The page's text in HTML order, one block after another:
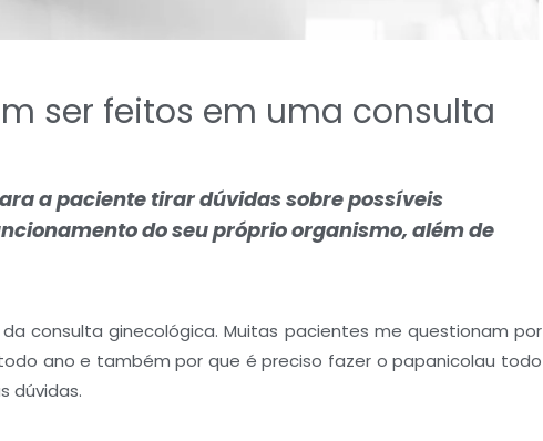
ser feitos em uma consulta
a paciente tirar dúvidas sobre possíveis
do seu próprio organismo, além de
consulta ginecológica. Muitas pacientes me questionam por
ano e também por que é preciso fazer o papanicolau todo
dúvidas.